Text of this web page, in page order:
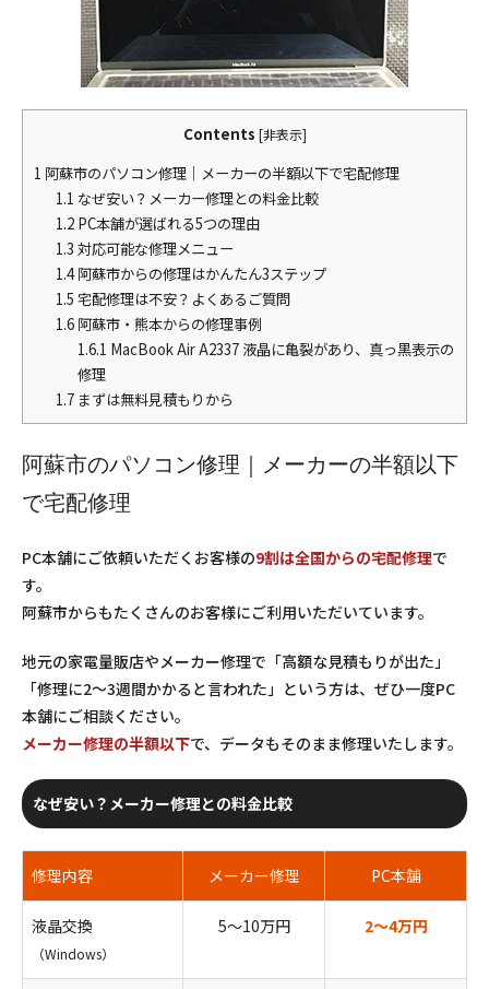
Contents [非表示]
1 阿蘇市のパソコン修理｜メーカーの半額以下で宅配修理
1.1 なぜ安い？メーカー修理との料金比較
1.2PC本舗が選ばれる5つの理由
1.3 対応可能な修理メニュー
1.4阿蘇市からの修理はかんたん3ステップ
1.5 宅配修理は不安？よくあるご質問
1.6阿蘇市・熊本からの修理事例
1.6.1 MacBook Air A2337 液晶に亀裂があり、真っ黒表示の
修理
1.7まずは無料見積もりから
阿蘇市のパソコン修理｜メーカーの半額以下
で宅配修理
PC本舗にご依頼いただくお客様の9割は全国からの宅配修理で
す。
阿蘇市からもたくさんのお客様にご利用いただいています。
地元の家電量販店やメーカー修理で「高額な見積もりが出た」
「修理に2〜3週間かかると言われた」という方は、ぜひ一度PC
本舗にご相談ください。
メーカー修理の半額以下で、データもそのまま修理いたします。
なぜ安い？メーカー修理との料金比較
修理内容 メーカー修理 PC本舗
液晶交換
（Windows）
5〜10万円 2〜4万円